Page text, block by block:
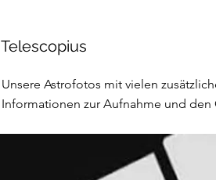
Telescopius
Unsere Astrofotos mit vielen
Informationen zur Aufnahme und den